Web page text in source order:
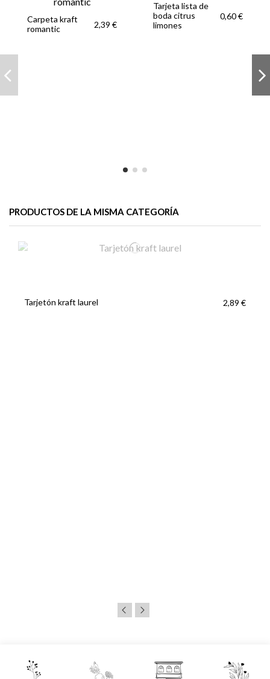
Carpeta kraft
romantic
2,39 €
Tarjeta lista de
boda citrus
limones
0,60 €
PRODUCTOS DE LA MISMA CATEGORÍA
Tarjetón kraft laurel 2,89 €